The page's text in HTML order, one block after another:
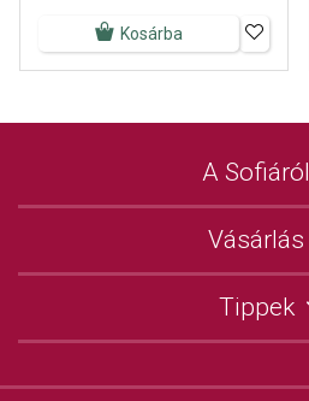
Kosárba
A Sofiáról
Vásárlás
Tippek